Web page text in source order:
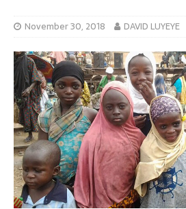
November 30, 2018 DAVID LUYEYE